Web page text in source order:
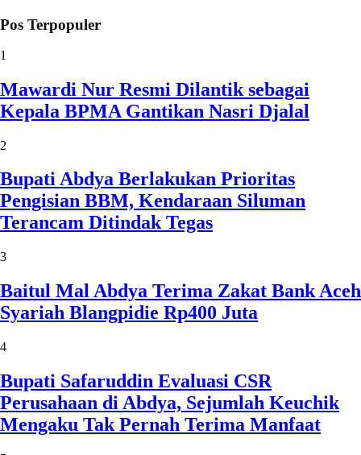
Pos Terpopuler
1
Mawardi Nur Resmi Dilantik sebagai
Kepala BPMA Gantikan Nasri Djalal
2
Bupati Abdya Berlakukan Prioritas
Pengisian BBM, Kendaraan Siluman
Terancam Ditindak Tegas
3
Baitul Mal Abdya Terima Zakat Bank Aceh
Syariah Blangpidie Rp400 Juta
4
Bupati Safaruddin Evaluasi CSR
Perusahaan di Abdya, Sejumlah Keuchik
Mengaku Tak Pernah Terima Manfaat